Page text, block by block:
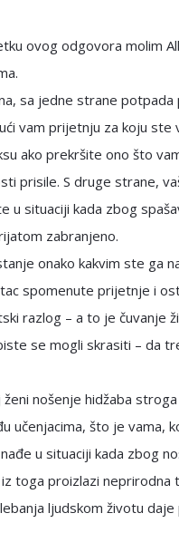
ovog odgovora molim
sa jedne strane
vam prijetnju za koju ste
ako prekršite ono što
prisile. S druge strane,
u situaciji kada zbog
zabranjeno.
onako kakvim ste ga
spomenute prijetnje i
razlog – a to je čuvanje
se mogli skrasiti – da
nošenje hidžaba
učenjacima, što je vama,
u situaciji kada zbog
toga proizlazi neprirodna
ljudskom životu